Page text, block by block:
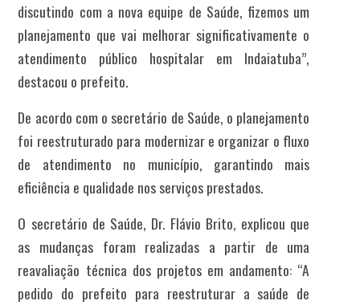
discutindo com a nova equipe de Saúde, fizemos um
planejamento que vai melhorar significativamente o
atendimento público hospitalar em Indaiatuba”,
destacou o prefeito.
De acordo com o secretário de Saúde, o planejamento
foi reestruturado para modernizar e organizar o fluxo
de atendimento no município, garantindo mais
eficiência e qualidade nos serviços prestados.
O secretário de Saúde, Dr. Flávio Brito, explicou que
as mudanças foram realizadas a partir de uma
reavaliação técnica dos projetos em andamento: “A
pedido do prefeito para reestruturar a saúde de